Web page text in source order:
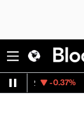
Visa 369.59